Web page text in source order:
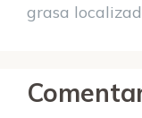
grasa